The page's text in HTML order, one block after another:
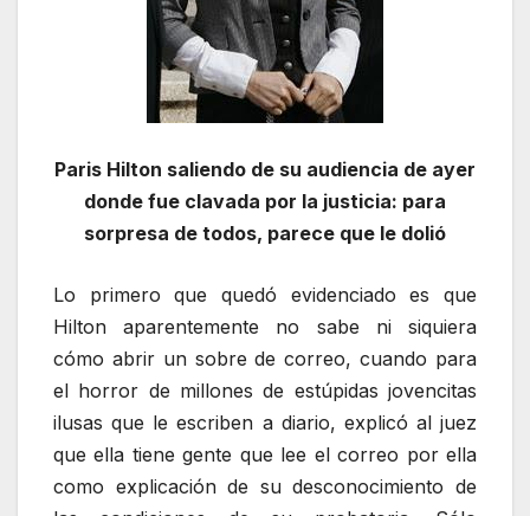
Paris Hilton saliendo de su audiencia de ayer
donde fue clavada por la justicia: para
sorpresa de todos, parece que le dolió
Lo primero que quedó evidenciado es que
Hilton aparentemente no sabe ni siquiera
cómo abrir un sobre de correo, cuando para
el horror de millones de estúpidas jovencitas
ilusas que le escriben a diario, explicó al juez
que ella tiene gente que lee el correo por ella
como explicación de su desconocimiento de